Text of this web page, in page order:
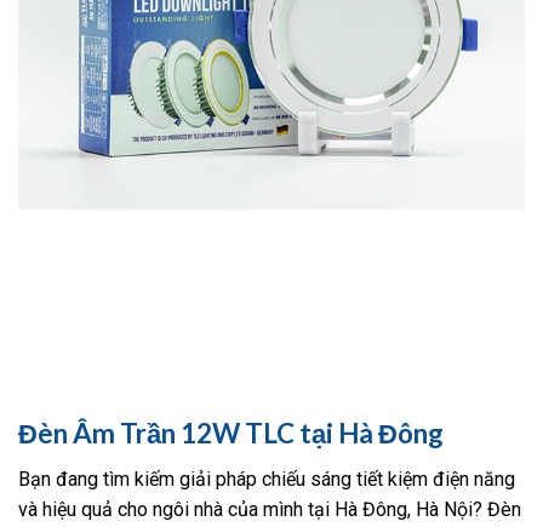
Đèn Âm Trần 12W TLC tại Hà Đông
Bạn đang tìm kiếm giải pháp chiếu sáng tiết kiệm điện năng
và hiệu quả cho ngôi nhà của mình tại Hà Đông, Hà Nội? Đèn